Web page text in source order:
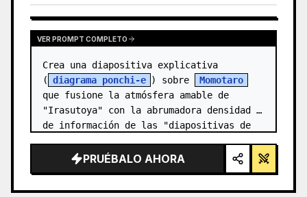
VER RESULTADOS DE OTROS MODELOS
VER PROMPT COMPLETO
Crea una diapositiva explicativa
( diagrama ponchi-e ) sobre
Momotaro
que fusione la atmósfera amable de
"Irasutoya" con la abrumadora densidad
de información de las "diapositivas de
PRUÉBALO AHORA